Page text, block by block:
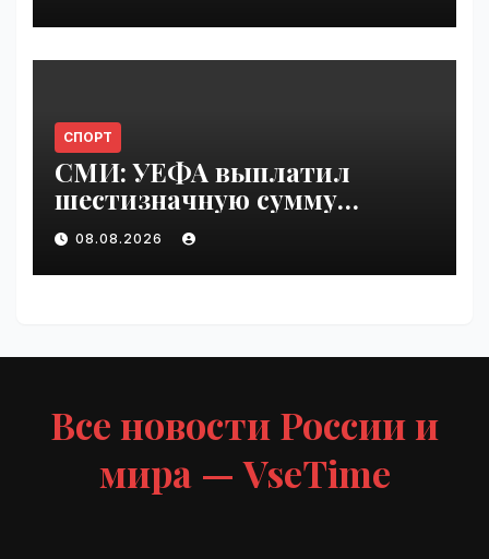
СПОРТ
СМИ: УЕФА выплатил
шестизначную сумму
любовнице Инфантино |
VseTime.ru
08.08.2026
Все новости России и
мира — VseTime